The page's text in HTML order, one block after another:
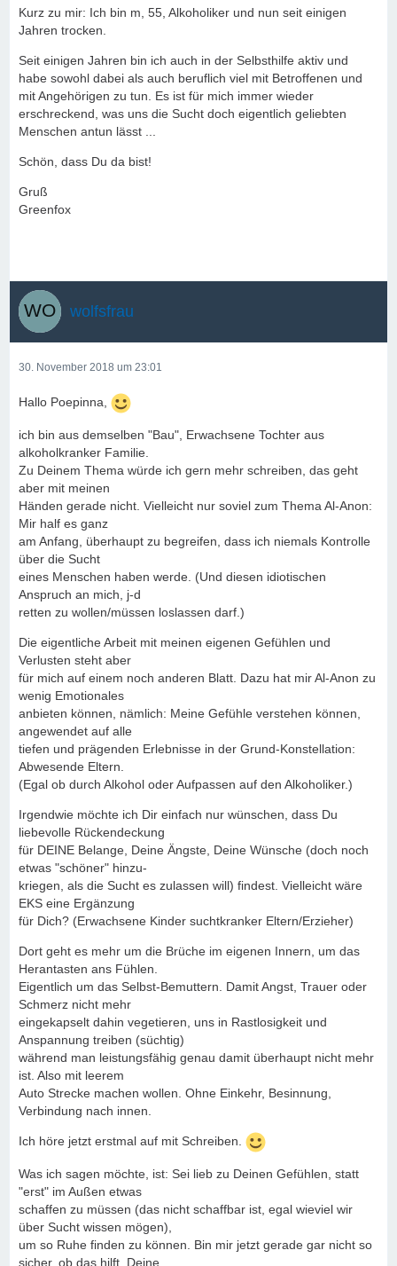
Kurz zu mir: Ich bin m, 55, Alkoholiker und nun seit einigen
Jahren trocken.
Seit einigen Jahren bin ich auch in der Selbsthilfe aktiv und
habe sowohl dabei als auch beruflich viel mit Betroffenen und
mit Angehörigen zu tun. Es ist für mich immer wieder
erschreckend, was uns die Sucht doch eigentlich geliebten
Menschen antun lässt ...
Schön, dass Du da bist!
Gruß
Greenfox
wolfsfrau
30. November 2018 um 23:01
Hallo Poepinna,
ich bin aus demselben "Bau", Erwachsene Tochter aus
alkoholkranker Familie.
Zu Deinem Thema würde ich gern mehr schreiben, das geht
aber mit meinen
Händen gerade nicht. Vielleicht nur soviel zum Thema Al-Anon:
Mir half es ganz
am Anfang, überhaupt zu begreifen, dass ich niemals Kontrolle
über die Sucht
eines Menschen haben werde. (Und diesen idiotischen
Anspruch an mich, j-d
retten zu wollen/müssen loslassen darf.)
Die eigentliche Arbeit mit meinen eigenen Gefühlen und
Verlusten steht aber
für mich auf einem noch anderen Blatt. Dazu hat mir Al-Anon zu
wenig Emotionales
anbieten können, nämlich: Meine Gefühle verstehen können,
angewendet auf alle
tiefen und prägenden Erlebnisse in der Grund-Konstellation:
Abwesende Eltern.
(Egal ob durch Alkohol oder Aufpassen auf den Alkoholiker.)
Irgendwie möchte ich Dir einfach nur wünschen, dass Du
liebevolle Rückendeckung
für DEINE Belange, Deine Ängste, Deine Wünsche (doch noch
etwas "schöner" hinzu-
kriegen, als die Sucht es zulassen will) findest. Vielleicht wäre
EKS eine Ergänzung
für Dich? (Erwachsene Kinder suchtkranker Eltern/Erzieher)
Dort geht es mehr um die Brüche im eigenen Innern, um das
Herantasten ans Fühlen.
Eigentlich um das Selbst-Bemuttern. Damit Angst, Trauer oder
Schmerz nicht mehr
eingekapselt dahin vegetieren, uns in Rastlosigkeit und
Anspannung treiben (süchtig)
während man leistungsfähig genau damit überhaupt nicht mehr
ist. Also mit leerem
Auto Strecke machen wollen. Ohne Einkehr, Besinnung,
Verbindung nach innen.
Ich höre jetzt erstmal auf mit Schreiben.
Was ich sagen möchte, ist: Sei lieb zu Deinen Gefühlen, statt
"erst" im Außen etwas
schaffen zu müssen (das nicht schaffbar ist, egal wieviel wir
über Sucht wissen mögen),
um so Ruhe finden zu können. Bin mir jetzt gerade gar nicht so
sicher, ob das hilft. Deine